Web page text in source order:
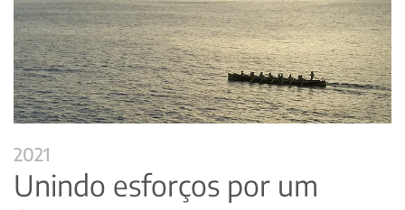
2021
Unindo esforços por um